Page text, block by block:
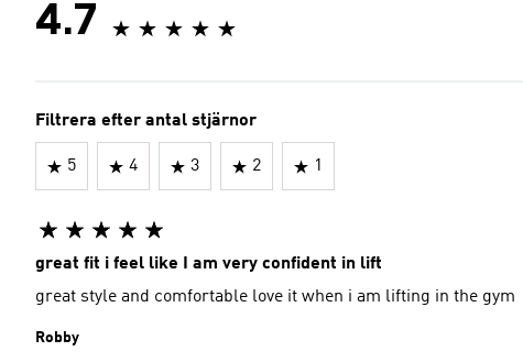
4.7
Filtrera efter antal stjärnor
5 4 3 2 1
great fit i feel like I am very confident in lift
great style and comfortable love it when i am lifting in the gym
Robby